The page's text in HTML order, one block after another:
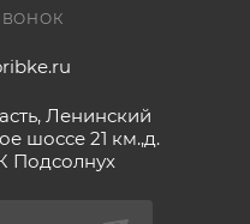
Ленинский
шоссе 21 км.,д.
Подсолнух